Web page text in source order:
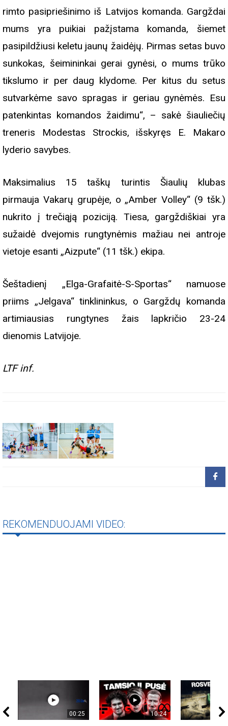
rimto pasipriešinimo iš Latvijos komanda. Gargždai
mums yra puikiai pažįstama komanda, šiemet
pasipildžiusi keletu jaunų žaidėjų. Pirmas setas buvo
sunkokas, šeimininkai gerai gynėsi, o mums trūko
tikslumo ir per daug klydome. Per kitus du setus
sutvarkėme savo spragas ir geriau gynėmės. Esu
patenkintas komandos žaidimu“, – sakė šiauliečių
treneris Modestas Strockis, išskyręs E. Makaro
lyderio savybes.
Maksimalius 15 taškų turintis Šiaulių klubas
pirmauja Vakarų grupėje, o „Amber Volley“ (9 tšk.)
nukrito į trečiąją poziciją. Tiesa, gargždiškiai yra
sužaidė dvejomis rungtynėmis mažiau nei antroje
vietoje esanti „Aizpute“ (11 tšk.) ekipa.
Šeštadienį „Elga-Grafaitė-S-Sportas“ namuose
priims „Jelgava“ tinklininkus, o Gargždų komanda
artimiausias rungtynes žais lapkričio 23-24
dienomis Latvijoje.
LTF inf.
REKOMENDUOJAMI VIDEO:
00:25 10:24